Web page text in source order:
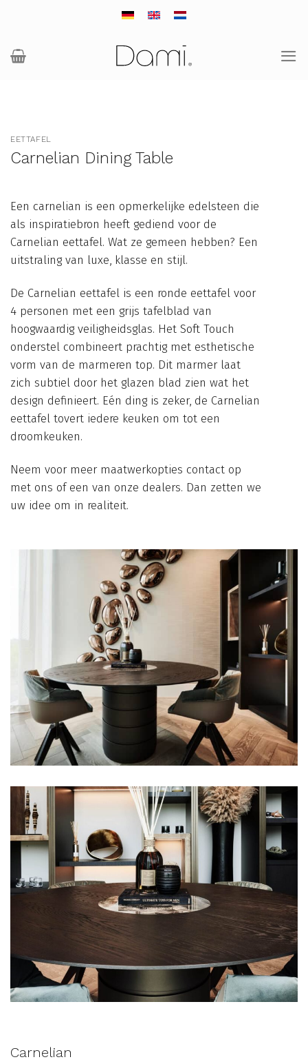
EETTAFEL
Carnelian Dining Table
Een carnelian is een opmerkelijke edelsteen die
als inspiratiebron heeft gediend voor de
Carnelian eettafel. Wat ze gemeen hebben? Een
uitstraling van luxe, klasse en stijl.
De Carnelian eettafel is een ronde eettafel voor
4 personen met een grijs tafelblad van
hoogwaardig veiligheidsglas. Het Soft Touch
onderstel combineert prachtig met esthetische
vorm van de marmeren top. Dit marmer laat
zich subtiel door het glazen blad zien wat het
design definieert. Eén ding is zeker, de Carnelian
eettafel tovert iedere keuken om tot een
droomkeuken.
Neem voor meer maatwerkopties contact op
met ons of een van onze dealers. Dan zetten we
uw idee om in realiteit.
Carnelian